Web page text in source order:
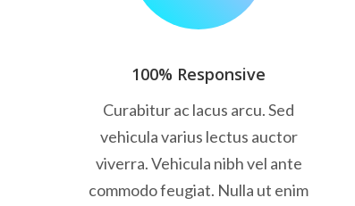
100% Responsive
Curabitur ac lacus arcu. Sed
vehicula varius lectus auctor
viverra. Vehicula nibh vel ante
commodo feugiat. Nulla ut enim